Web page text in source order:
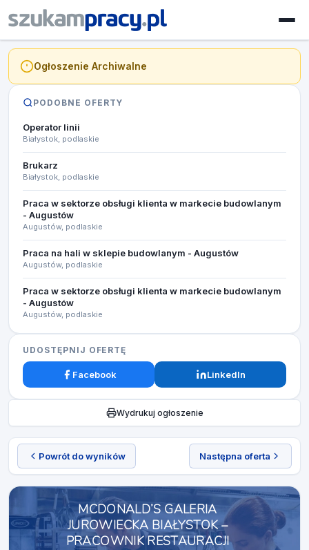
Powrót do wyników Następna oferta
MCDONALD’S GALERIA
JUROWIECKA BIAŁYSTOK –
PRACOWNIK RESTAURACJI
Ogłoszenie Archiwalne
PODOBNE OFERTY
Operator linii
Białystok, podlaskie
Brukarz
Białystok, podlaskie
Praca w sektorze obsługi klienta w markecie budowlanym
- Augustów
Augustów, podlaskie
Praca na hali w sklepie budowlanym - Augustów
Augustów, podlaskie
Praca w sektorze obsługi klienta w markecie budowlanym
- Augustów
Augustów, podlaskie
UDOSTĘPNIJ OFERTĘ
Facebook LinkedIn
Wydrukuj ogłoszenie